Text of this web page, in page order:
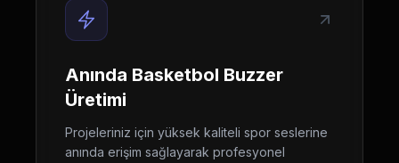
Anında Basketbol Buzzer
Üretimi
Projeleriniz için yüksek kaliteli spor seslerine
anında erişim sağlayarak profesyonel